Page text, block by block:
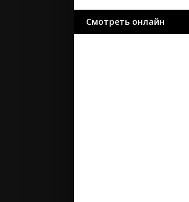
Смотреть онлайн